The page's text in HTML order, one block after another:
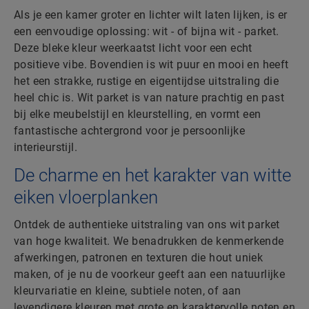
Als je een kamer groter en lichter wilt laten lijken, is er
een eenvoudige oplossing: wit - of bijna wit - parket.
Deze bleke kleur weerkaatst licht voor een echt
positieve vibe. Bovendien is wit puur en mooi en heeft
het een strakke, rustige en eigentijdse uitstraling die
heel chic is. Wit parket is van nature prachtig en past
bij elke meubelstijl en kleurstelling, en vormt een
fantastische achtergrond voor je persoonlijke
interieurstijl.
De charme en het karakter van witte
eiken vloerplanken
Ontdek de authentieke uitstraling van ons wit parket
van hoge kwaliteit. We benadrukken de kenmerkende
afwerkingen, patronen en texturen die hout uniek
maken, of je nu de voorkeur geeft aan een natuurlijke
kleurvariatie en kleine, subtiele noten, of aan